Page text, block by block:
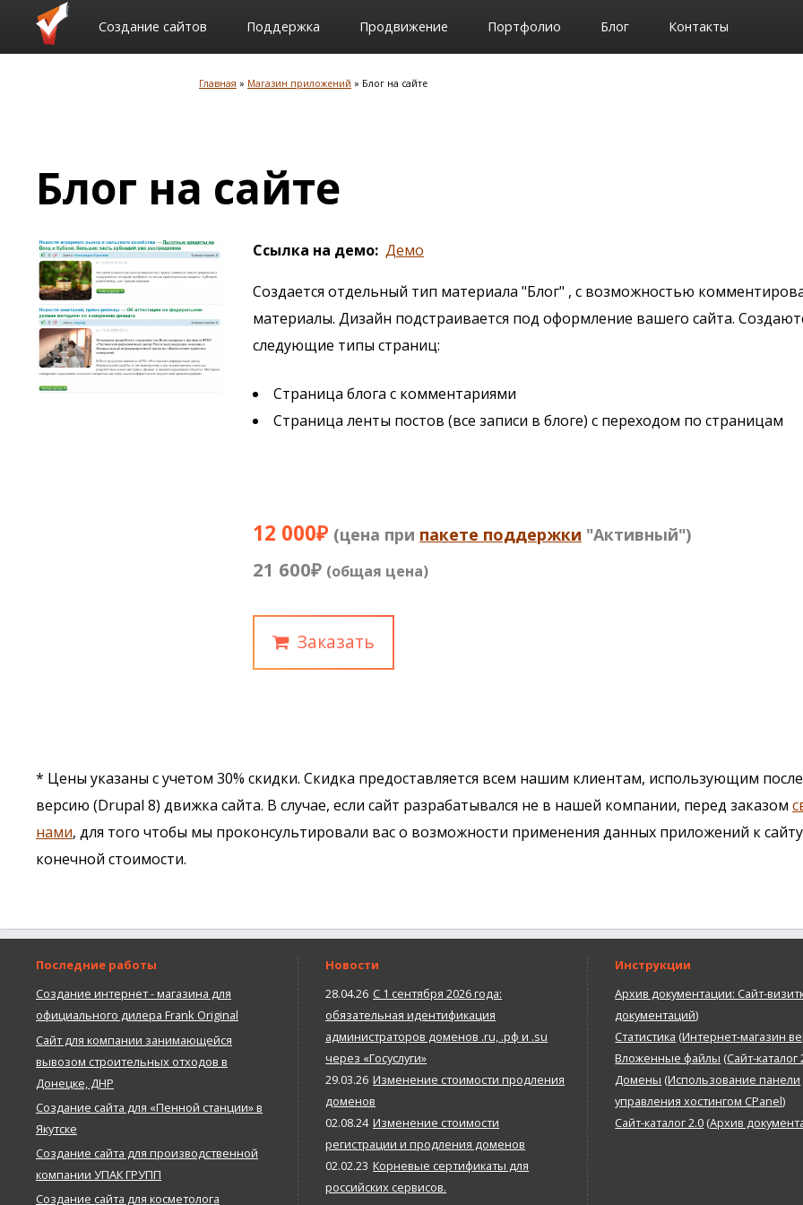
Создание сайтов Поддержка Продвижение Портфолио Блог Контакты
Главная Магазин приложений Блог на сайте
Блог на сайте
Ссылка на демо Демо
Создается отдельный тип материала "Блог" , с возможностью
материалы. Дизайн подстраивается под оформление вашего сайта.
следующие типы страниц:
Страница блога с комментариями
Страница ленты постов (все записи в блоге) с переходом по страницам
12 000₽ (цена при пакете поддержки "Активный")
21 600₽ (общая цена)
Заказать
* Цены указаны с учетом 30% скидки. Скидка предоставляется всем нашим клиентам, использующим
версию (Drupal 8) движка сайта. В случае, если сайт разрабатывался не в нашей компании, перед заказом
нами, для того чтобы мы проконсультировали вас о возможности применения данных приложений к
конечной стоимости.
Последние работы
Создание интернет - магазина для
официального дилера Frank Original
Сайт для компании занимающейся
вывозом строительных отходов в
Донецке, ДНР
Создание сайта для «Пенной станции» в
Якутске
Создание сайта для производственной
компании УПАК ГРУПП
Создание сайта для косметолога
Новости
28.04.26 С 1 сентября 2026 года:
обязательная идентификация
администраторов доменов .ru, .рф и .su
через «Госуслуги»
29.03.26 Изменение стоимости продления
доменов
02.08.24 Изменение стоимости
регистрации и продления доменов
02.02.23 Корневые сертификаты для
российских сервисов.
Инструкции
Архив документации: Сайт-
документаций)
Статистика (Интернет-магазин
Вложенные файлы (Сайт-каталог
Домены (Использование панели
управления хостингом CPanel)
Сайт-каталог 2.0 (Архив